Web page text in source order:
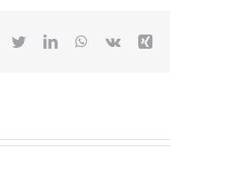
Facebook
TwitterLinkedInWhatsApp
Vk Xing